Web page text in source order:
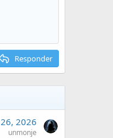
Responder
2026
unmonje